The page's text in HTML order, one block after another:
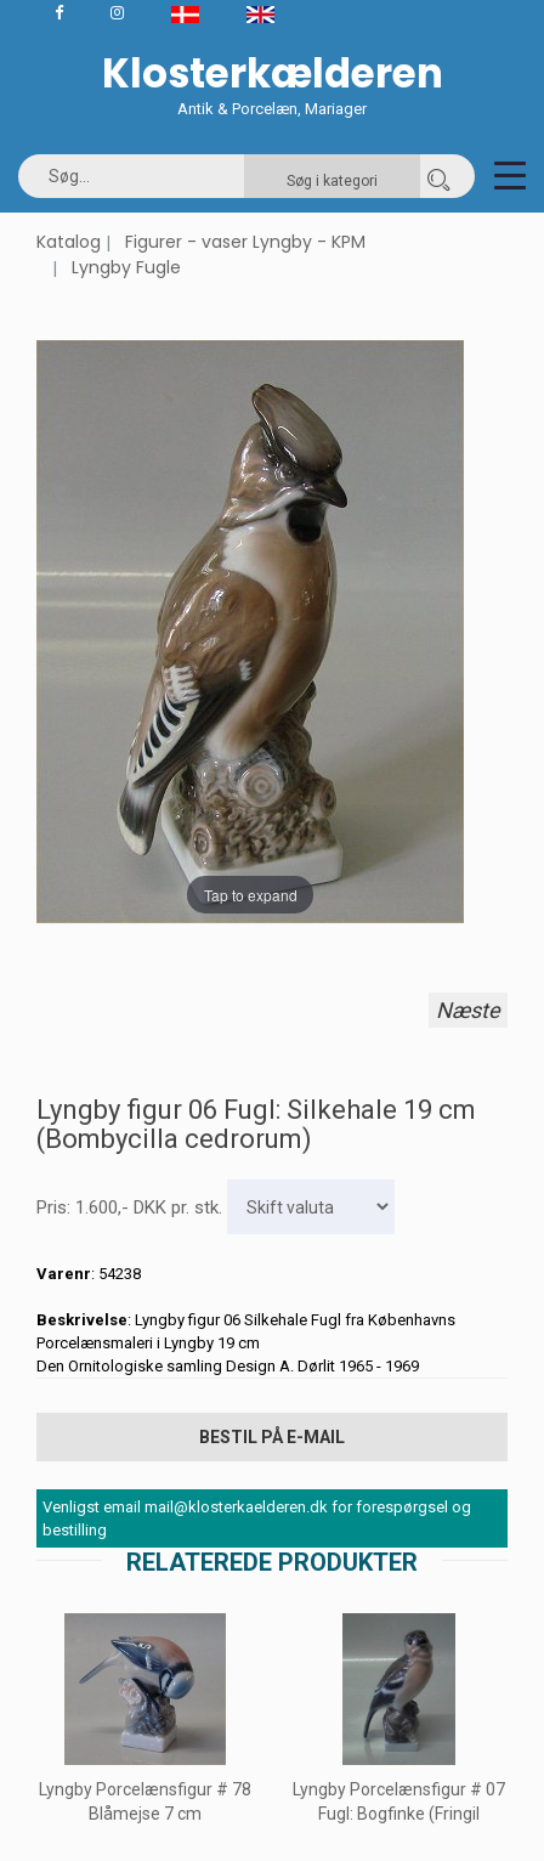
Klosterkælderen
Antik & Porcelæn, Mariager
Søg i kategori
Katalog
Figurer - vaser Lyngby - KPM
Lyngby Fugle
Tap to expand
Næste
Lyngby figur 06 Fugl: Silkehale 19 cm
(Bombycilla cedrorum)
Pris: 1.600,- DKK pr. stk.
Varenr: 54238
Beskrivelse: Lyngby figur 06 Silkehale Fugl fra Københavns
Porcelænsmaleri i Lyngby 19 cm
Den Ornitologiske samling Design A. Dørlit 1965 - 1969
BESTIL PÅ E-MAIL
Venligst email mail@klosterkaelderen.dk for forespørgsel og
bestilling
RELATEREDE PRODUKTER
Lyngby Porcelænsfigur # 78
Blåmejse 7 cm
Lyngby Porcelænsfigur # 07
Fugl: Bogfinke (Fringil